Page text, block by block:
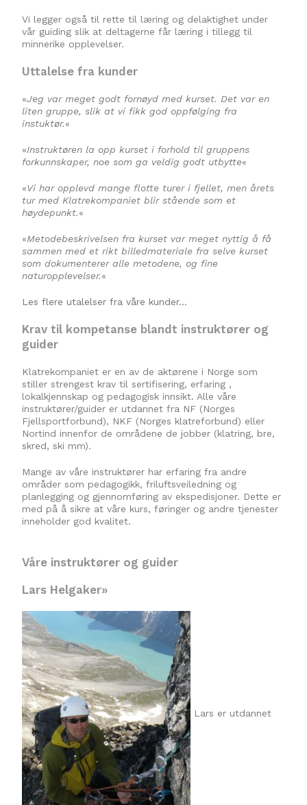
Vi legger også til rette til læring og delaktighet under
vår guiding slik at deltagerne får læring i tillegg til
minnerike opplevelser.
Uttalelse fra kunder
«Jeg var meget godt fornøyd med kurset. Det var en
liten gruppe, slik at vi fikk god oppfølging fra
instuktør.«
«Instruktøren la opp kurset i forhold til gruppens
forkunnskaper, noe som ga veldig godt utbytte«
«Vi har opplevd mange flotte turer i fjellet, men årets
tur med Klatrekompaniet blir stående som et
høydepunkt.«
«Metodebeskrivelsen fra kurset var meget nyttig å få
sammen med et rikt billedmateriale fra selve kurset
som dokumenterer alle metodene, og fine
naturopplevelser.«
Les flere utalelser fra våre kunder…
Krav til kompetanse blandt instruktører og
guider
Klatrekompaniet er en av de aktørene i Norge som
stiller strengest krav til sertifisering, erfaring ,
lokalkjennskap og pedagogisk innsikt. Alle våre
instruktører/guider er utdannet fra NF (Norges
Fjellsportforbund), NKF (Norges klatreforbund) eller
Nortind innenfor de områdene de jobber (klatring, bre,
skred, ski mm).
Mange av våre instruktører har erfaring fra andre
områder som pedagogikk, friluftsveiledning og
planlegging og gjennomføring av ekspedisjoner. Dette er
med på å sikre at våre kurs, føringer og andre tjenester
inneholder god kvalitet.
Våre instruktører og guider
Lars Helgaker»
Lars er utdannet